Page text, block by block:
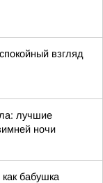
взгляд
лучшие
ночи
бабушка